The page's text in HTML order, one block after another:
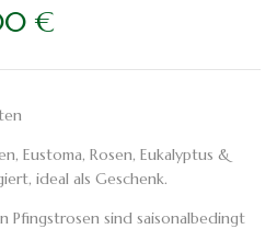
€
Eustoma, Rosen, Eukalyptus &
ideal als Geschenk.
Pfingstrosen sind saisonalbedingt